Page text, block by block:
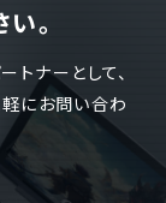
。
ナーとして、
にお問い合わ